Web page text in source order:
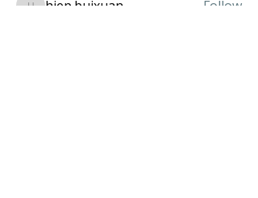
hiep.buixuan
Follow